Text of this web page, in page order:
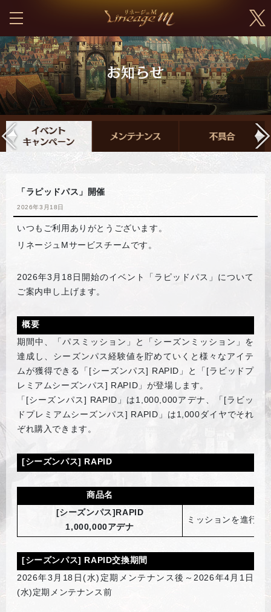
「ラピッドパス」開催
2026年3月18日
いつもご利用ありがとうございます。
リネージュMサービスチームです。
2026年3月18日開始のイベント「ラピッドパス」について
ご案内申し上げます。
概要
期間中、「パスミッション」と「シーズンミッション」を
達成し、シーズンパス経験値を貯めていくと様々なアイテ
ムが獲得できる「[シーズンパス] RAPID」と「[ラビッドプ
レミアムシーズンパス] RAPID」が登場します。
「[シーズンパス] RAPID」は1,000,000アデナ、「[ラビッ
ドプレミアムシーズンパス] RAPID」は1,000ダイヤでそれ
ぞれ購入できます。
[シーズンパス] RAPID
商品名
[シーズンパス]RAPID
1,000,000アデナ
ミッションを進行し
[シーズンパス] RAPID交換期間
2026年3月18日(水)定期メンテナンス後～2026年4月1日
(水)定期メンテナンス前